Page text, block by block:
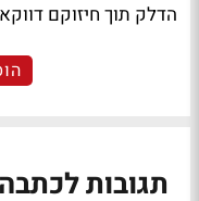
הדלק תוך חיזוקם
תגובות